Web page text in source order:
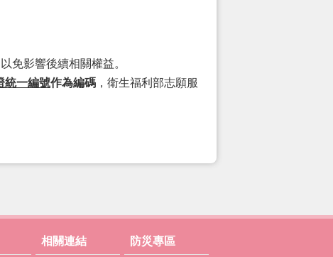
免影響後續相關權益。
統一編號作為編碼 ，衛生福利部志願服
相關連結 防災專區